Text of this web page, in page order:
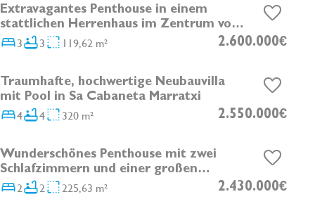
Extravagantes Penthouse in einem
stattlichen Herrenhaus im Zentrum von
Palma
3 3 119,62 m² 2.600.000€
DEVELOPMENT
Traumhafte, hochwertige Neubauvilla
mit Pool in Sa Cabaneta Marratxi
4 4 320 m² 2.550.000€
DEVELOPMENT
Wunderschönes Penthouse mit zwei
Schlafzimmern und einer großen
Dachterrasse in Nou Llevant
2 2 225,63 m² 2.430.000€